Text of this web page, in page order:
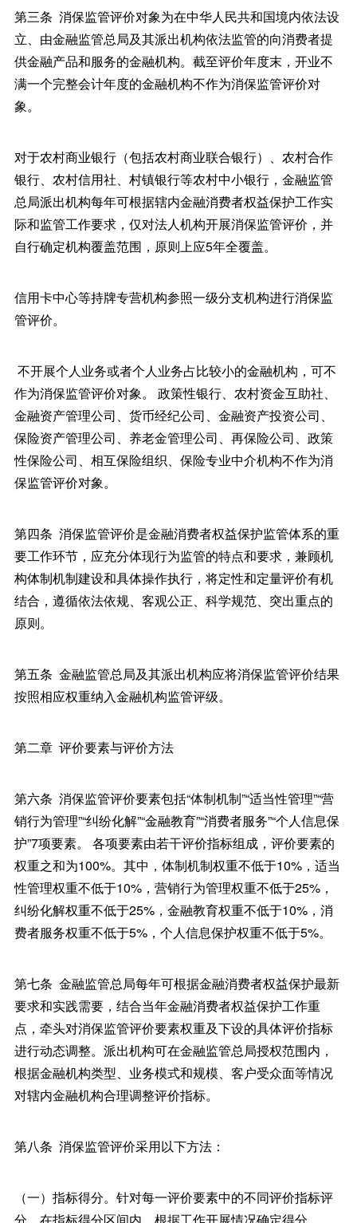
第三条 消保监管评价对象为在中华人民共和国境内依法设
立、由金融监管总局及其派出机构依法监管的向消费者提
供金融产品和服务的金融机构。截至评价年度末，开业不
满一个完整会计年度的金融机构不作为消保监管评价对
象。
对于农村商业银行（包括农村商业联合银行）、农村合作
银行、农村信用社、村镇银行等农村中小银行，金融监管
总局派出机构每年可根据辖内金融消费者权益保护工作实
际和监管工作要求，仅对法人机构开展消保监管评价，并
自行确定机构覆盖范围，原则上应5年全覆盖。
信用卡中心等持牌专营机构参照一级分支机构进行消保监
管评价。
不开展个人业务或者个人业务占比较小的金融机构，可不
作为消保监管评价对象。 政策性银行、农村资金互助社、
金融资产管理公司、货币经纪公司、金融资产投资公司、
保险资产管理公司、养老金管理公司、再保险公司、政策
性保险公司、相互保险组织、保险专业中介机构不作为消
保监管评价对象。
第四条 消保监管评价是金融消费者权益保护监管体系的重
要工作环节，应充分体现行为监管的特点和要求，兼顾机
构体制机制建设和具体操作执行，将定性和定量评价有机
结合，遵循依法依规、客观公正、科学规范、突出重点的
原则。
第五条 金融监管总局及其派出机构应将消保监管评价结果
按照相应权重纳入金融机构监管评级。
第二章 评价要素与评价方法
第六条 消保监管评价要素包括“体制机制”“适当性管理”“营
销行为管理”“纠纷化解”“金融教育”“消费者服务”“个人信息保
护”7项要素。 各项要素由若干评价指标组成，评价要素的
权重之和为100%。其中，体制机制权重不低于10%，适当
性管理权重不低于10%，营销行为管理权重不低于25%，
纠纷化解权重不低于25%，金融教育权重不低于10%，消
费者服务权重不低于5%，个人信息保护权重不低于5%。
第七条 金融监管总局每年可根据金融消费者权益保护最新
要求和实践需要，结合当年金融消费者权益保护工作重
点，牵头对消保监管评价要素权重及下设的具体评价指标
进行动态调整。派出机构可在金融监管总局授权范围内，
根据金融机构类型、业务模式和规模、客户受众面等情况
对辖内金融机构合理调整评价指标。
第八条 消保监管评价采用以下方法：
（一）指标得分。针对每一评价要素中的不同评价指标评